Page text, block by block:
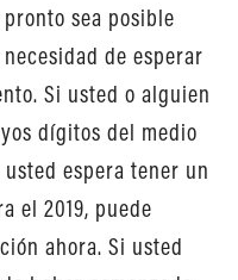
sea posible
de esperar
Si usted o alguien
dígitos del medio
usted espera tener un
el 2019, puede
ahora. Si usted